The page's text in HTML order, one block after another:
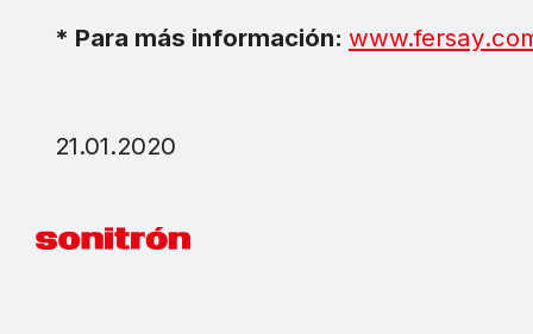
* Para más información:
21.01.2020